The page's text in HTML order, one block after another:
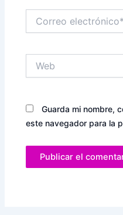
electrónico*
Guarda mi nombre,
este navegador para la